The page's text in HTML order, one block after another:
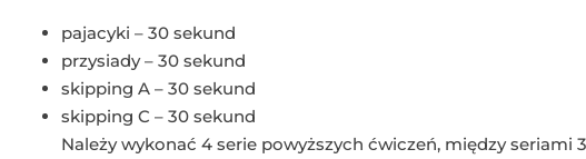
pajacyki – 30 sekund
przysiady – 30 sekund
skipping A – 30 sekund
skipping C – 30 sekund
Należy wykonać 4 serie powyższych ćwiczeń, między seriami